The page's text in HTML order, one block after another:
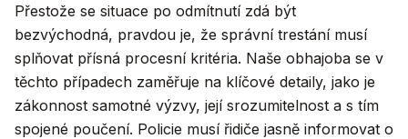
Přestože se situace po odmítnutí zdá být
bezvýchodná, pravdou je, že správní trestání musí
splňovat přísná procesní kritéria. Naše obhajoba se v
těchto případech zaměřuje na klíčové detaily, jako je
zákonnost samotné výzvy, její srozumitelnost a s tím
spojené poučení. Policie musí řidiče jasně informovat o